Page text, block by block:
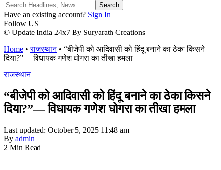
Have an existing account? Sign In
Follow US
© Update India 24x7 By Suryarath Creations
Home •राजस्थान• “बीजेपी को आदिवासी को हिंदू बनाने का ठेका किसने
दिया?”— विधायक गणेश घोगरा का तीखा हमला
राजस्थान
“बीजेपी को आदिवासी को हिंदू बनाने का ठेका किसने
दिया?”— विधायक गणेश घोगरा का तीखा हमला
Last updated: October 5, 2025 11:48 am
By admin
2 Min Read